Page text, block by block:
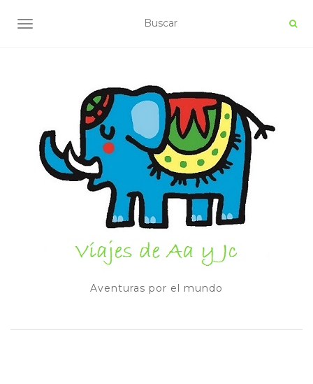
ALTERNAR NAVEGACIÓN
Aventuras por el mundo